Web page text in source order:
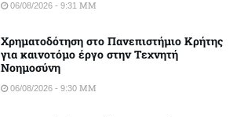
06/08/2026 - 9:31 ΜΜ
Χρηματοδότηση στο Πανεπιστήμιο Κρήτης
για καινοτόμο έργο στην Τεχνητή
Νοημοσύνη
06/08/2026 - 9:30 ΜΜ